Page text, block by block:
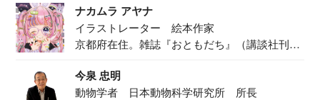
ナカムラ アヤナ
イラストレーター 絵本作家
京都府在住。雑誌『おともだち』（講談社刊）
今泉 忠明
動物学者 日本動物科学研究所 所長